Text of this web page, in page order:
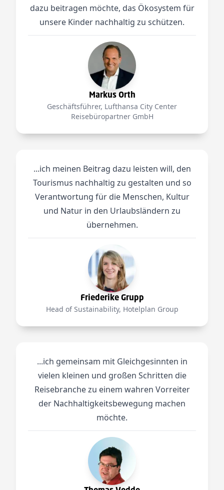
dazu beitragen möchte, das Ökosystem für
unsere Kinder nachhaltig zu schützen.
Markus Orth
Geschäftsführer, Lufthansa City Center
Reisebüropartner GmbH
...ich meinen Beitrag dazu leisten will, den
Tourismus nachhaltig zu gestalten und so
Verantwortung für die Menschen, Kultur
und Natur in den Urlaubsländern zu
übernehmen.
Friederike Grupp
Head of Sustainability, Hotelplan Group
...ich gemeinsam mit Gleichgesinnten in
vielen kleinen und großen Schritten die
Reisebranche zu einem wahren Vorreiter
der Nachhaltigkeitsbewegung machen
möchte.